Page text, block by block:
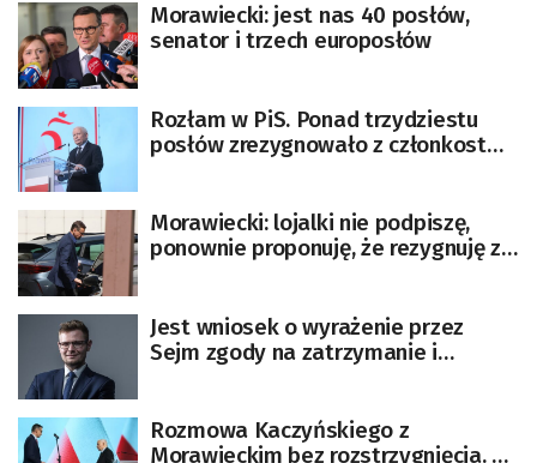
Morawiecki: jest nas 40 posłów,
senator i trzech europosłów
Rozłam w PiS. Ponad trzydziestu
posłów zrezygnowało z członkostwa
Morawiecki: lojalki nie podpiszę,
ponownie proponuję, że rezygnuję z
Jest wniosek o wyrażenie przez
Sejm zgody na zatrzymanie i
Rozmowa Kaczyńskiego z
Morawieckim bez rozstrzygnięcia. W